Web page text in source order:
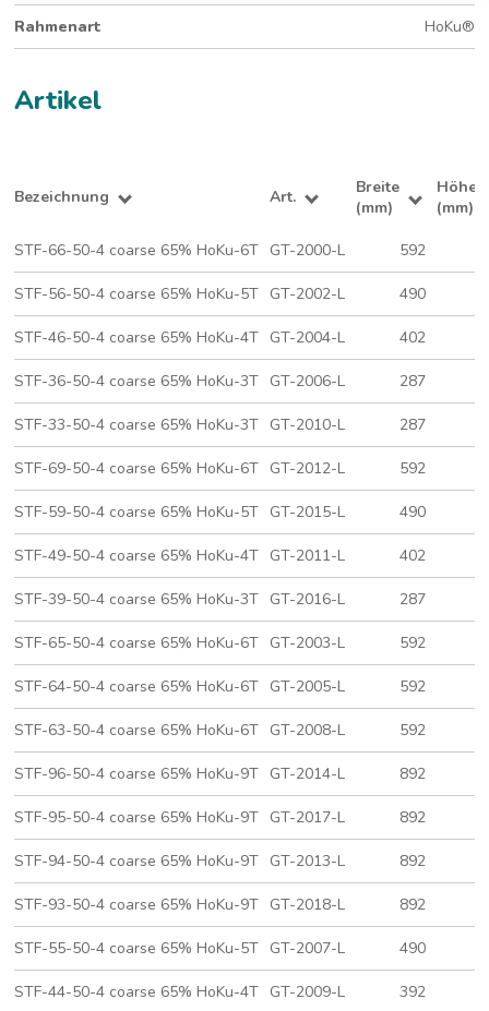
Rahmenart HoKu®
Artikel
Bezeichnung Art.
Breite
(mm)
Höhe
(mm)
STF-66-50-4 coarse 65% HoKu-6T GT-2000-L 592
STF-56-50-4 coarse 65% HoKu-5T GT-2002-L 490
STF-46-50-4 coarse 65% HoKu-4T GT-2004-L 402
STF-36-50-4 coarse 65% HoKu-3T GT-2006-L 287
STF-33-50-4 coarse 65% HoKu-3T GT-2010-L 287
STF-69-50-4 coarse 65% HoKu-6T GT-2012-L 592
STF-59-50-4 coarse 65% HoKu-5T GT-2015-L 490
STF-49-50-4 coarse 65% HoKu-4T GT-2011-L 402
STF-39-50-4 coarse 65% HoKu-3T GT-2016-L 287
STF-65-50-4 coarse 65% HoKu-6T GT-2003-L 592
STF-64-50-4 coarse 65% HoKu-6T GT-2005-L 592
STF-63-50-4 coarse 65% HoKu-6T GT-2008-L 592
STF-96-50-4 coarse 65% HoKu-9T GT-2014-L 892
STF-95-50-4 coarse 65% HoKu-9T GT-2017-L 892
STF-94-50-4 coarse 65% HoKu-9T GT-2013-L 892
STF-93-50-4 coarse 65% HoKu-9T GT-2018-L 892
STF-55-50-4 coarse 65% HoKu-5T GT-2007-L 490
STF-44-50-4 coarse 65% HoKu-4T GT-2009-L 392